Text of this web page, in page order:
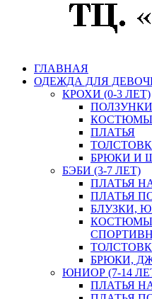
ГЛАВНАЯ
ОДЕЖДА ДЛЯ
КРОХИ (0-3 ЛЕТ)
КОСТЮМЫ
ПЛАТЬЯ
БРЮКИ И
БЭБИ (3-7 ЛЕТ)
ПЛАТЬЯ
ПЛАТЬЯ
БЛУЗКИ,
КОСТЮМЫ
БРЮКИ,
ЮНИОР (7-14
ПЛАТЬЯ